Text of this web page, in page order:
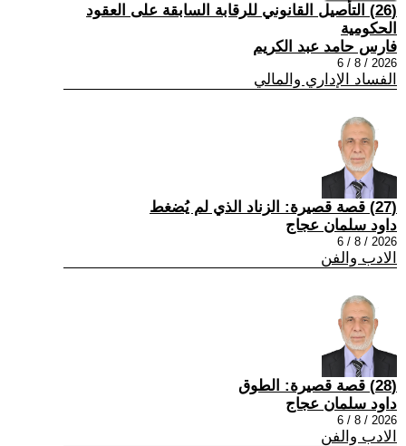
(26) التأصيل القانوني للرقابة السابقة على العقود
الحكومية
فارس حامد عبد الكريم
2026 / 8 / 6
الفساد الإداري والمالي
(27) قصة قصيرة: الزناد الذي لم يُضغط
داود سلمان عجاج
2026 / 8 / 6
الادب والفن
(28) قصة قصيرة: الطوق
داود سلمان عجاج
2026 / 8 / 6
الادب والفن